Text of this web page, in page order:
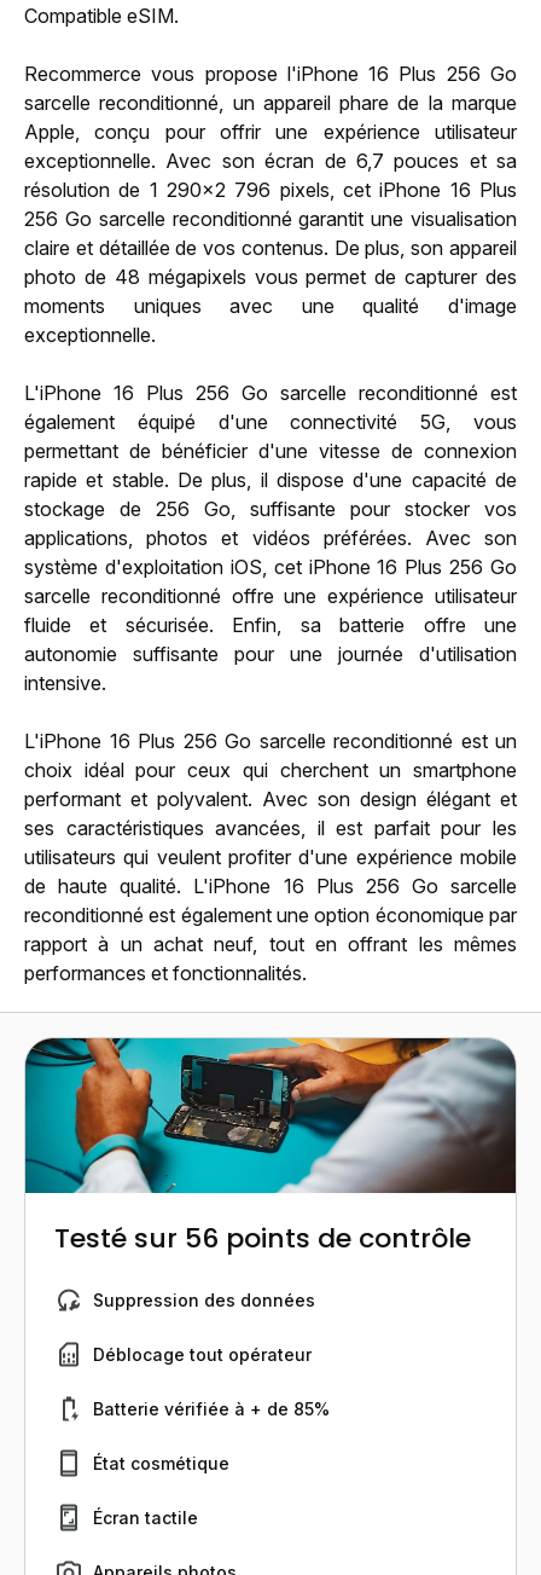
Compatible eSIM.
Recommerce vous propose l'iPhone 16 Plus 256 Go
sarcelle reconditionné, un appareil phare de la marque
Apple, conçu pour offrir une expérience utilisateur
exceptionnelle. Avec son écran de 6,7 pouces et sa
résolution de 1 290x2 796 pixels, cet iPhone 16 Plus
256 Go sarcelle reconditionné garantit une visualisation
claire et détaillée de vos contenus. De plus, son appareil
photo de 48 mégapixels vous permet de capturer des
moments uniques avec une qualité d'image
exceptionnelle.
L'iPhone 16 Plus 256 Go sarcelle reconditionné est
également équipé d'une connectivité 5G, vous
permettant de bénéficier d'une vitesse de connexion
rapide et stable. De plus, il dispose d'une capacité de
stockage de 256 Go, suffisante pour stocker vos
applications, photos et vidéos préférées. Avec son
système d'exploitation iOS, cet iPhone 16 Plus 256 Go
sarcelle reconditionné offre une expérience utilisateur
fluide et sécurisée. Enfin, sa batterie offre une
autonomie suffisante pour une journée d'utilisation
intensive.
L'iPhone 16 Plus 256 Go sarcelle reconditionné est un
choix idéal pour ceux qui cherchent un smartphone
performant et polyvalent. Avec son design élégant et
ses caractéristiques avancées, il est parfait pour les
utilisateurs qui veulent profiter d'une expérience mobile
de haute qualité. L'iPhone 16 Plus 256 Go sarcelle
reconditionné est également une option économique par
rapport à un achat neuf, tout en offrant les mêmes
performances et fonctionnalités.
Testé sur 56 points de contrôle
Suppression des données
Déblocage tout opérateur
Batterie vérifiée à + de 85%
État cosmétique
Écran tactile